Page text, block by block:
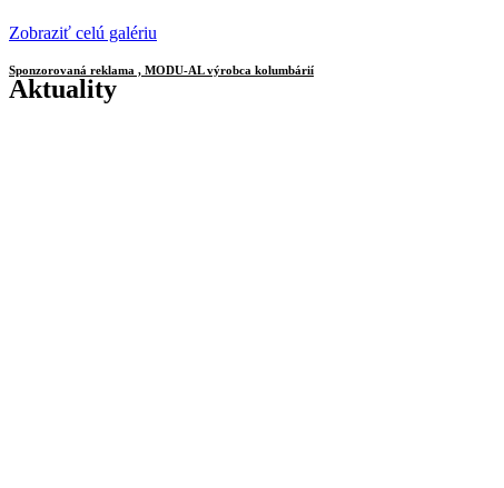
Zobraziť celú galériu
Sponzorovaná reklama , MODU-AL výrobca kolumbárií
Aktuality